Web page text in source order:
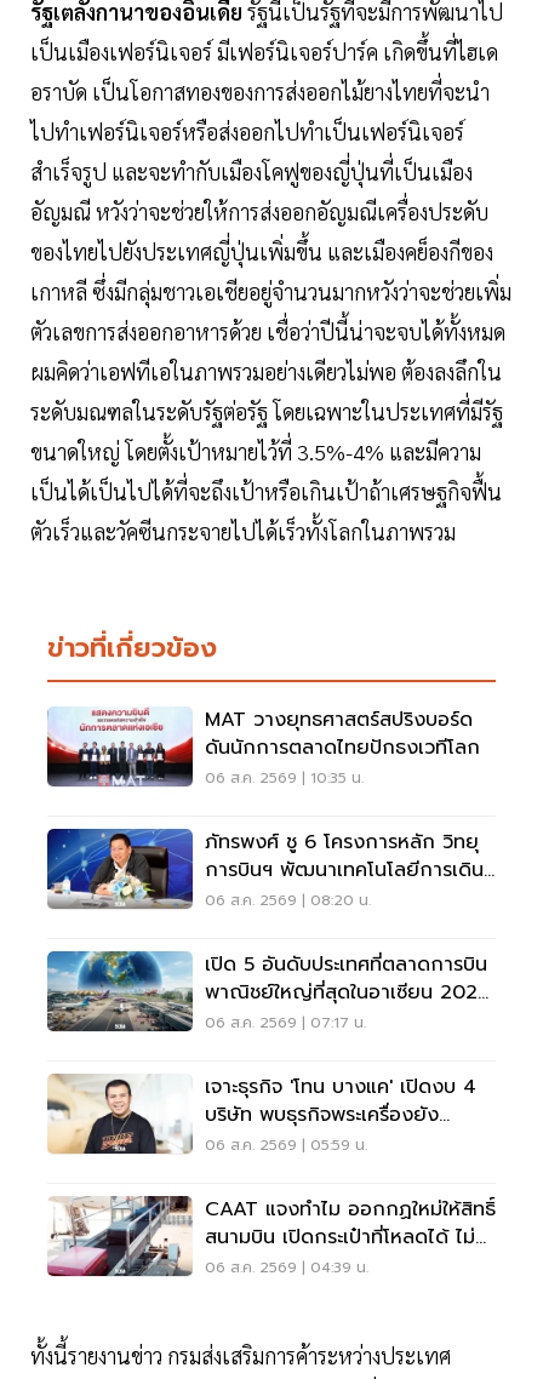
รัฐเตลังกานาของอินเดีย รัฐนี้เป็นรัฐที่จะมีการพัฒนาไป
เป็นเมืองเฟอร์นิเจอร์ มีเฟอร์นิเจอร์ปาร์ค เกิดขึ้นที่ไฮเด
อราบัด เป็นโอกาสทองของการส่งออกไม้ยางไทยที่จะนำ
ไปทำเฟอร์นิเจอร์หรือส่งออกไปทำเป็นเฟอร์นิเจอร์
สำเร็จรูป และจะทำกับเมืองโคฟูของญี่ปุ่นที่เป็นเมือง
อัญมณี หวังว่าจะช่วยให้การส่งออกอัญมณีเครื่องประดับ
ของไทยไปยังประเทศญี่ปุ่นเพิ่มขึ้น และเมืองคย็องกีของ
เกาหลี ซึ่งมีกลุ่มชาวเอเชียอยู่จำนวนมากหวังว่าจะช่วยเพิ่ม
ตัวเลขการส่งออกอาหารด้วย เชื่อว่าปีนี้น่าจะจบได้ทั้งหมด
ผมคิดว่าเอฟทีเอในภาพรวมอย่างเดียวไม่พอ ต้องลงลึกใน
ระดับมณฑลในระดับรัฐต่อรัฐ โดยเฉพาะในประเทศที่มีรัฐ
ขนาดใหญ่ โดยตั้งเป้าหมายไว้ที่ 3.5%-4% และมีความ
เป็นได้เป็นไปได้ที่จะถึงเป้าหรือเกินเป้าถ้าเศรษฐกิจฟื้น
ตัวเร็วและวัคซีนกระจายไปได้เร็วทั้งโลกในภาพรวม
ข่าวที่เกี่ยวข้อง
MAT วางยุทธศาสตร์สปริงบอร์ด
ดันนักการตลาดไทยปักธงเวทีโลก
06 ส.ค. 2569 | 10:35 น.
ภัทรพงศ์ ชู 6 โครงการหลัก วิทยุ
การบินฯ พัฒนาเทคโนโลยีการเดิน
อากาศ การบินยุคใหม่
06 ส.ค. 2569 | 08:20 น.
เปิด 5 อันดับประเทศที่ตลาดการบิน
พาณิชย์ใหญ่ที่สุดในอาเซียน 2026
เวียดนามแซงไทยแล้ว
06 ส.ค. 2569 | 07:17 น.
เจาะธุรกิจ 'โทน บางแค' เปิดงบ 4
บริษัท พบธุรกิจพระเครื่องยัง
ขาดทุน
06 ส.ค. 2569 | 05:59 น.
CAAT แจงทำไม ออกกฏใหม่ให้สิทธิ์
สนามบิน เปิดกระเป๋าที่โหลดได้ ไม่
ต้องเรียกเจ้าของ
06 ส.ค. 2569 | 04:39 น.
​ทั้งนี้รายงานข่าว กรมส่งเสริมการค้าระหว่างประเทศ